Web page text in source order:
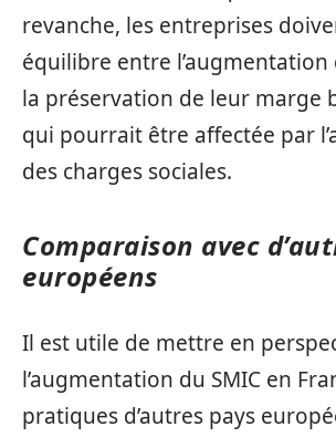
revanche, les entreprises
équilibre entre l’augmentation
la préservation de leur marge
qui pourrait être affectée par
des charges sociales.
Comparaison avec
européens
Il est utile de mettre en
l’augmentation du SMIC en
pratiques d’autres pays